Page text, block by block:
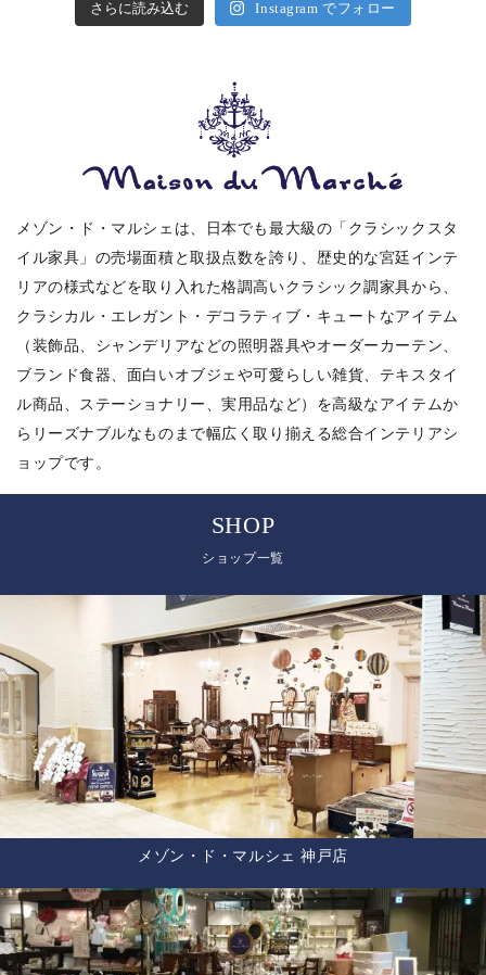
さらに読み込む Instagram でフォロー
メゾン・ド・マルシェは、日本でも最大級の「クラシックスタ
イル家具」の売場面積と取扱点数を誇り、歴史的な宮廷インテ
リアの様式などを取り入れた格調高いクラシック調家具から、
クラシカル・エレガント・デコラティブ・キュートなアイテム
（装飾品、シャンデリアなどの照明器具やオーダーカーテン、
ブランド食器、面白いオブジェや可愛らしい雑貨、テキスタイ
ル商品、ステーショナリー、実用品など）を高級なアイテムか
らリーズナブルなものまで幅広く取り揃える総合インテリアシ
ョップです。
SHOP
ショップ一覧
メゾン・ド・マルシェ 神戸店